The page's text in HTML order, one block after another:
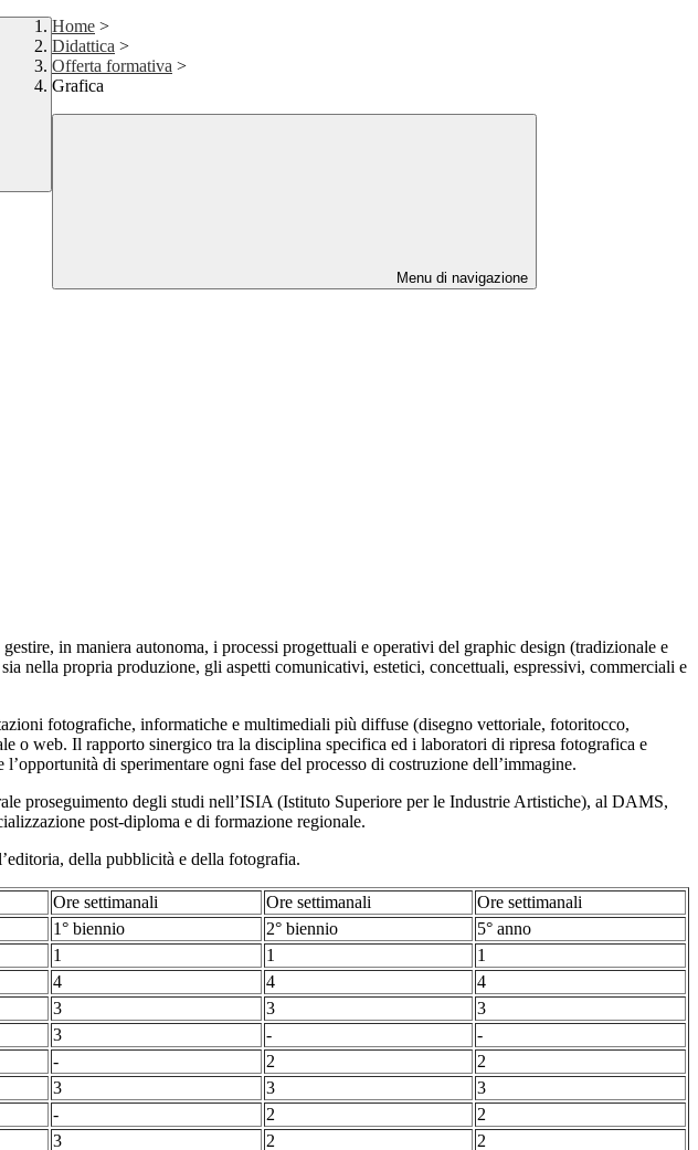
Home >
Didattica >
Offerta formativa >
Grafica
Menu di navigazione
in maniera autonoma, i processi progettuali e operativi del graphic design (tradizionale e
nella propria produzione, gli aspetti comunicativi, estetici, concettuali, espressivi, commerciali e
fotografiche, informatiche e multimediali più diffuse (disegno vettoriale, fotoritocco,
o web. Il rapporto sinergico tra la disciplina specifica ed i laboratori di ripresa fotografica e
di sperimentare ogni fase del processo di costruzione dell’immagine.
proseguimento degli studi nell’ISIA (Istituto Superiore per le Industrie Artistiche), al DAMS,
post-diploma e di formazione regionale.
della pubblicità e della fotografia.
Ore settimanali Ore settimanali
Ore settimanali
1° biennio
2° biennio
5° anno
1 1
1
4 4
4
3 3
3
3 -
-
- 2
2
3 3
3
- 2
2
3 2 2